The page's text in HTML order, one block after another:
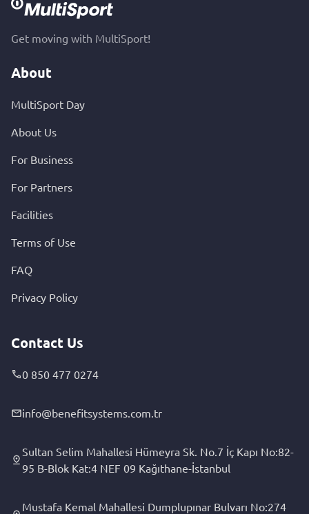
Get moving with MultiSport!
About
MultiSport Day
About Us
For Business
For Partners
Facilities
Terms of Use
FAQ
Privacy Policy
Contact Us
0 850 477 0274
info@benefitsystems.com.tr
Sultan Selim Mahallesi Hümeyra Sk. No.7 İç Kapı No:82-
95 B-Blok Kat:4 NEF 09 Kağıthane-İstanbul
Mustafa Kemal Mahallesi Dumplupınar Bulvarı No:274